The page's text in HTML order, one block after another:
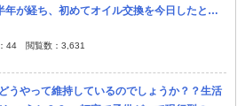
年が経ち、初めてオイル交換を今日したとこ
前と言われました。 溝もほとんどなく、タ...
44 閲覧数： 3,631
うやって維持しているのでしょうか？？生活